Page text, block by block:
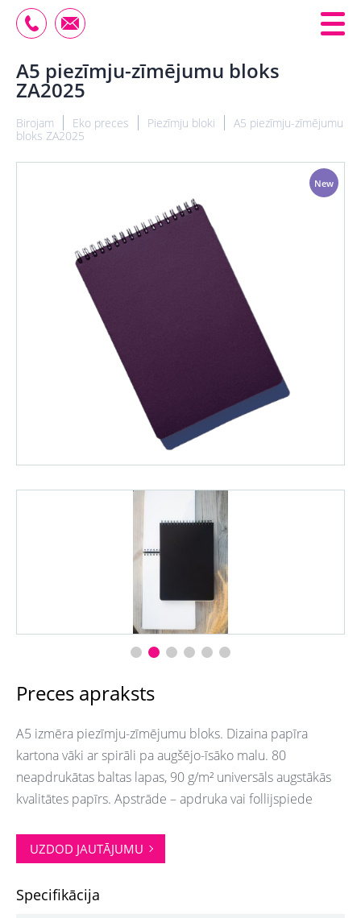
A5 piezīmju-zīmējumu bloks
ZA2025
Birojam Eko preces Piezīmju bloki
A5 piezīmju-zīmējumu
bloks ZA2025
New
Preces apraksts
A5 izmēra piezīmju-zīmējumu bloks. Dizaina papīra
kartona vāki ar spirāli pa augšējo-īsāko malu. 80
neapdrukātas baltas lapas, 90 g/m² universāls augstākās
kvalitātes papīrs. Apstrāde – apdruka vai follijspiede
UZDOD JAUTĀJUMU
Specifikācija